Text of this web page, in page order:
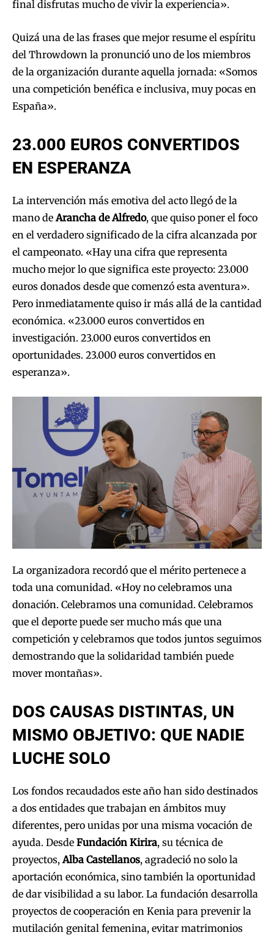
final disfrutas mucho de vivir la experiencia».
Quizá una de las frases que mejor resume el espíritu
del Throwdown la pronunció uno de los miembros
de la organización durante aquella jornada: «Somos
una competición benéfica e inclusiva, muy pocas en
España».
23.000 EUROS CONVERTIDOS
EN ESPERANZA
La intervención más emotiva del acto llegó de la
mano de Arancha de Alfredo, que quiso poner el foco
en el verdadero significado de la cifra alcanzada por
el campeonato. «Hay una cifra que representa
mucho mejor lo que significa este proyecto: 23.000
euros donados desde que comenzó esta aventura».
Pero inmediatamente quiso ir más allá de la cantidad
económica. «23.000 euros convertidos en
investigación. 23.000 euros convertidos en
oportunidades. 23.000 euros convertidos en
esperanza».
La organizadora recordó que el mérito pertenece a
toda una comunidad. «Hoy no celebramos una
donación. Celebramos una comunidad. Celebramos
que el deporte puede ser mucho más que una
competición y celebramos que todos juntos seguimos
demostrando que la solidaridad también puede
mover montañas».
DOS CAUSAS DISTINTAS, UN
MISMO OBJETIVO: QUE NADIE
LUCHE SOLO
Los fondos recaudados este año han sido destinados
a dos entidades que trabajan en ámbitos muy
diferentes, pero unidas por una misma vocación de
ayuda. Desde Fundación Kirira, su técnica de
proyectos, Alba Castellanos, agradeció no solo la
aportación económica, sino también la oportunidad
de dar visibilidad a su labor. La fundación desarrolla
proyectos de cooperación en Kenia para prevenir la
mutilación genital femenina, evitar matrimonios